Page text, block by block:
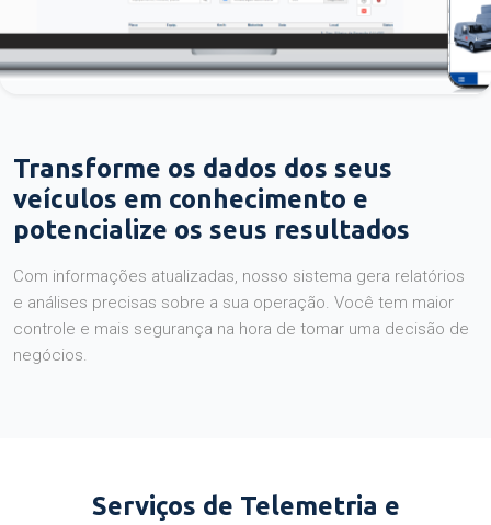
Transforme os dados dos seus
veículos em conhecimento e
potencialize os seus resultados
Com informações atualizadas, nosso sistema gera relatórios
e análises precisas sobre a sua operação. Você tem maior
controle e mais segurança na hora de tomar uma decisão de
negócios.
Serviços de Telemetria e